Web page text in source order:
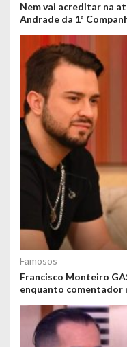
Nem vai acreditar na
Andrade da 1ª
Famosos
Francisco Monteiro
enquanto comentador